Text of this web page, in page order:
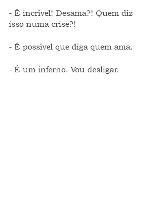
- É incrível! Desama?! Quem diz
isso numa crise?!
- É possível que diga quem ama.
- É um inferno. Vou desligar.